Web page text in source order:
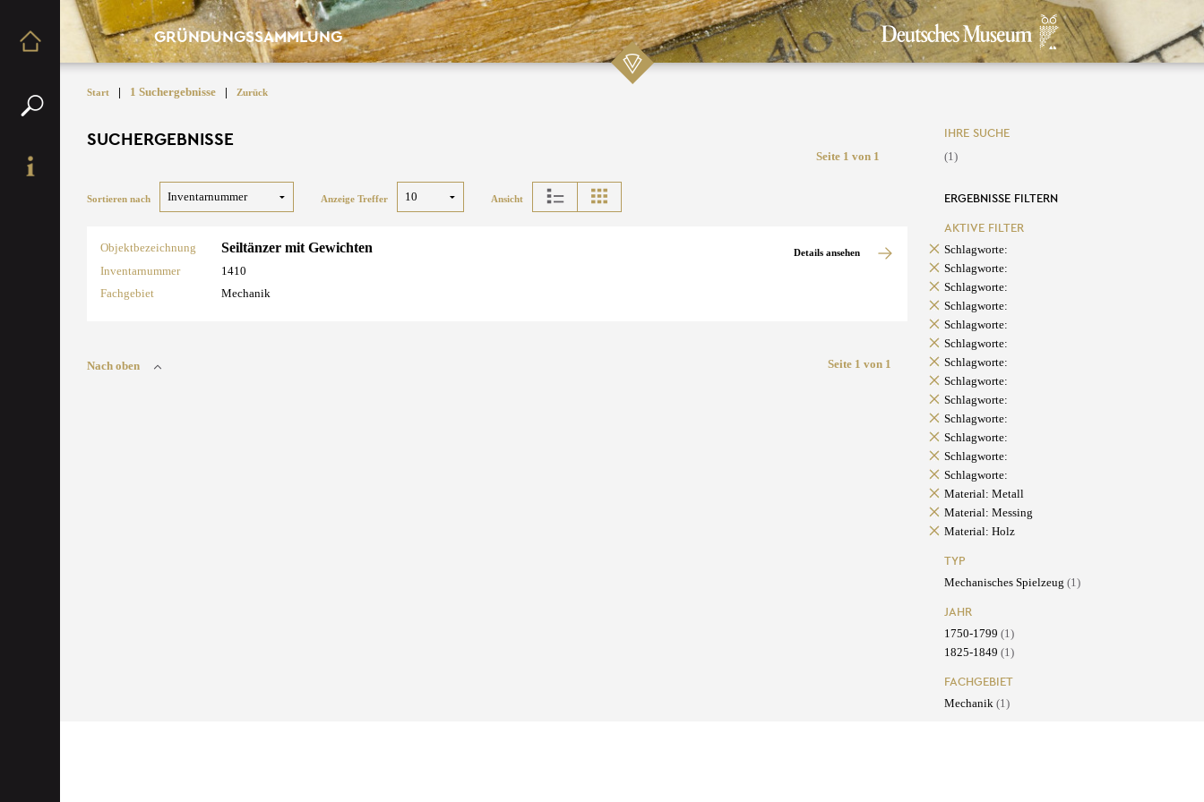
GRÜNDUNGSSAMMLUNG
Start | 1 Suchergebnisse | Zurück
SUCHERGEBNISSE
Seite 1 von 1
Sortieren nach Anzeige Treffer Ansicht
Objektbezeichnung Seiltänzer mit Gewichten
Inventarnummer
1410
Fachgebiet
Mechanik
Details ansehen
Nach oben Seite 1 von 1
IHRE SUCHE
(1)
ERGEBNISSE FILTERN
AKTIVE FILTER
Schlagworte:
Schlagworte:
Schlagworte:
Schlagworte:
Schlagworte:
Schlagworte:
Schlagworte:
Schlagworte:
Schlagworte:
Schlagworte:
Schlagworte:
Schlagworte:
Schlagworte:
Material: Metall
Material: Messing
Material: Holz
TYP
Mechanisches Spielzeug (1)
JAHR
1750-1799 (1)
1825-1849 (1)
FACHGEBIET
Mechanik (1)